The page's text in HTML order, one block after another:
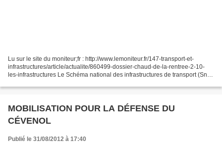
Lu sur le site du moniteur;fr : http://www.lemoniteur.fr/147-transport-et-
infrastructures/article/actualite/860499-dossier-chaud-de-la-rentree-2-10-
les-infrastructures Le Schéma national des infrastructures de transport (Snit)
MOBILISATION POUR LA DÉFENSE DU
CÉVENOL
Publié le 31/08/2012 à 17:40